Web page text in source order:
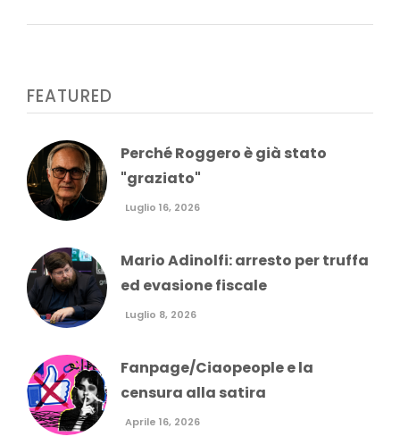
FEATURED
Perché Roggero è già stato
"graziato"
Luglio 16, 2026
Mario Adinolfi: arresto per truffa
ed evasione fiscale
Luglio 8, 2026
Fanpage/Ciaopeople e la
censura alla satira
Aprile 16, 2026